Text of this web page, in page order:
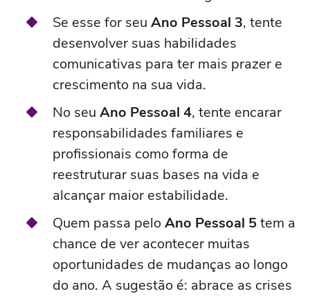
Se esse for seu Ano Pessoal 3, tente
desenvolver suas habilidades
comunicativas para ter mais prazer e
crescimento na sua vida.
No seu Ano Pessoal 4, tente encarar
responsabilidades familiares e
profissionais como forma de
reestruturar suas bases na vida e
alcançar maior estabilidade.
Quem passa peloAno Pessoal 5tem a
chance de ver acontecer muitas
oportunidades de mudanças ao longo
do ano. A sugestão é: abrace as crises